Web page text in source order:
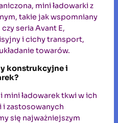
mini ładowarki z
takie jak wspomniany
seria Avant E,
i cichy transport,
towarów.
konstrukcyjne i
ładowarek tkwi w ich
zastosowanych
się najważniejszym